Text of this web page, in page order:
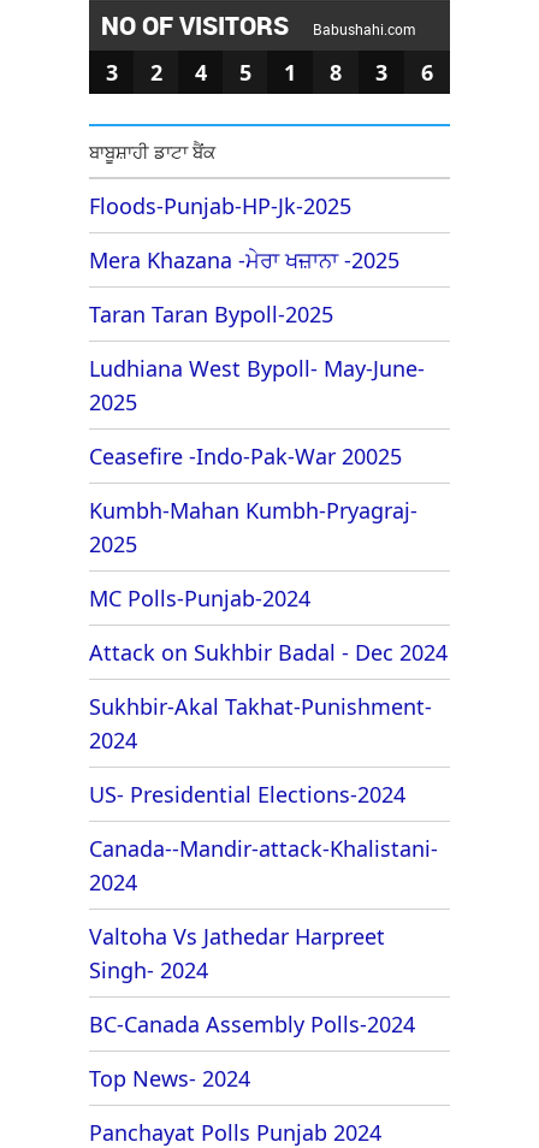
NO OF VISITORS Babushahi.com
3 2 4 5 1 8 3 6
ਬਾਬੂਸ਼ਾਹੀ ਡਾਟਾ ਬੈਂਕ
Floods-Punjab-HP-Jk-2025
Mera Khazana -ਮੇਰਾ ਖਜ਼ਾਨਾ -2025
Taran Taran Bypoll-2025
Ludhiana West Bypoll- May-June-
2025
Ceasefire -Indo-Pak-War 20025
Kumbh-Mahan Kumbh-Pryagraj-
2025
MC Polls-Punjab-2024
Attack on Sukhbir Badal - Dec 2024
Sukhbir-Akal Takhat-Punishment-
2024
US- Presidential Elections-2024
Canada--Mandir-attack-Khalistani-
2024
Valtoha Vs Jathedar Harpreet
Singh- 2024
BC-Canada Assembly Polls-2024
Top News- 2024
Panchayat Polls Punjab 2024